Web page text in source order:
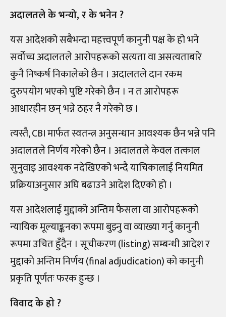
अदालतले के भन्यो, र के भनेन ?
यस आदेशको सबैभन्दा महत्त्वपूर्ण कानुनी पक्ष के हो भने
सर्वोच्च अदालतले आरोपहरूको सत्यता वा असत्यताबारे
कुनै निष्कर्ष निकालेको छैन । अदालतले दान रकम
दुरुपयोग भएको पुष्टि गरेको छैन । न त आरोपहरू
आधारहीन छन् भन्ने ठहर नै गरेको छ ।
त्यस्तै, CBI मार्फत स्वतन्त्र अनुसन्धान आवश्यक छैन भन्ने पनि
अदालतले निर्णय गरेको छैन । अदालतले केवल तत्काल
सुनुवाइ आवश्यक नदेखिएको भन्दै याचिकालाई नियमित
प्रक्रियाअनुसार अघि बढाउने आदेश दिएको हो ।
यस आदेशलाई मुद्दाको अन्तिम फैसला वा आरोपहरूको
न्यायिक मूल्याङ्कनका रूपमा बुझ्नु वा व्याख्या गर्नु कानुनी
रूपमा उचित हुँदैन । सूचीकरण (listing) सम्बन्धी आदेश र
मुद्दाको अन्तिम निर्णय (final adjudication) को कानुनी
प्रकृति पूर्णतः फरक हुन्छ ।
विवाद के हाे ?